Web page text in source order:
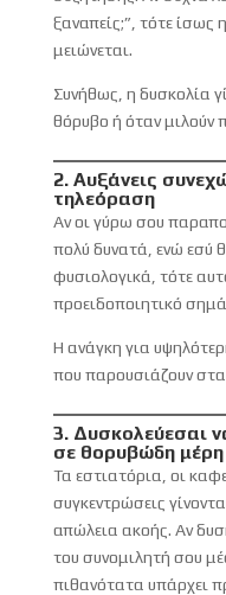
ξαναπείς;”, τότε ίσως
μειώνεται.
Συνήθως, η δυσκολία
θόρυβο ή όταν μιλούν
2. Αυξάνεις
τηλεόραση
Αν οι γύρω σου
πολύ δυνατά, ενώ εσύ
φυσιολογικά, τότε
προειδοποιητικό
Η ανάγκη για
που παρουσιάζουν
3. Δυσκολεύεσαι
σε θορυβώδη μέρη
Τα εστιατόρια, οι
συγκεντρώσεις
απώλεια ακοής. Αν
του συνομιλητή σου
πιθανότατα υπάρχει